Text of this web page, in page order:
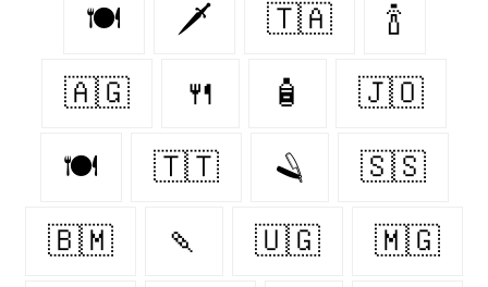
🍽️ 🗡️ 🇹🇦 🍾
🇦🇬 🍴 🧴 🇯🇴
🍽 🇹🇹 🪒 🇸🇸
🇧🇲 🍡 🇺🇬 🇲🇬